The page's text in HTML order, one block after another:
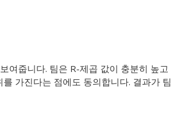
여줍니다. 팀은 R-제곱 값이 충분히 높고
가진다는 점에도 동의합니다. 결과가 팀